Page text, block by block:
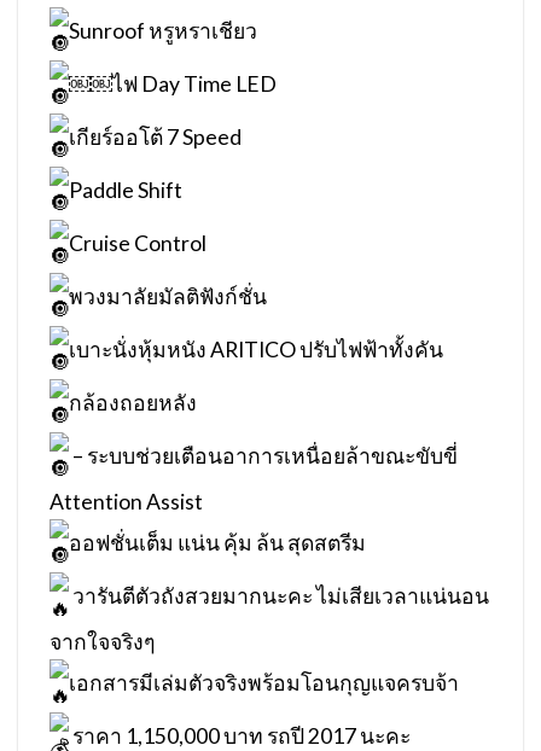
Sunroof หรูหราเชียว
￼￼ไฟ Day Time LED
เกียร์ออโต้ 7 Speed
Paddle Shift
Cruise Control
พวงมาลัยมัลติฟังก์ชั่น
เบาะนั่งหุ้มหนัง ARITICO ปรับไฟฟ้าทั้งคัน
กล้องถอยหลัง
– ระบบช่วยเตือนอาการเหนื่อยล้าขณะขับขี่
Attention Assist
ออฟชั่นเต็ม แน่น คุ้ม ล้น สุดสตรีม
วารันตีตัวถังสวยมากนะคะ ไม่เสียเวลาแน่นอน
จากใจจริงๆ
เอกสารมีเล่มตัวจริงพร้อมโอนกุญแจครบจ้า
ราคา 1,150,000 บาท รถปี 2017 นะคะ